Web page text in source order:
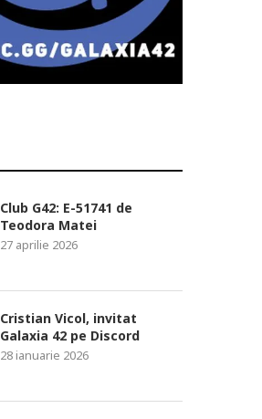
Club G42: E-51741 de
Teodora Matei
27 aprilie 2026
Cristian Vicol, invitat
Galaxia 42 pe Discord
28 ianuarie 2026